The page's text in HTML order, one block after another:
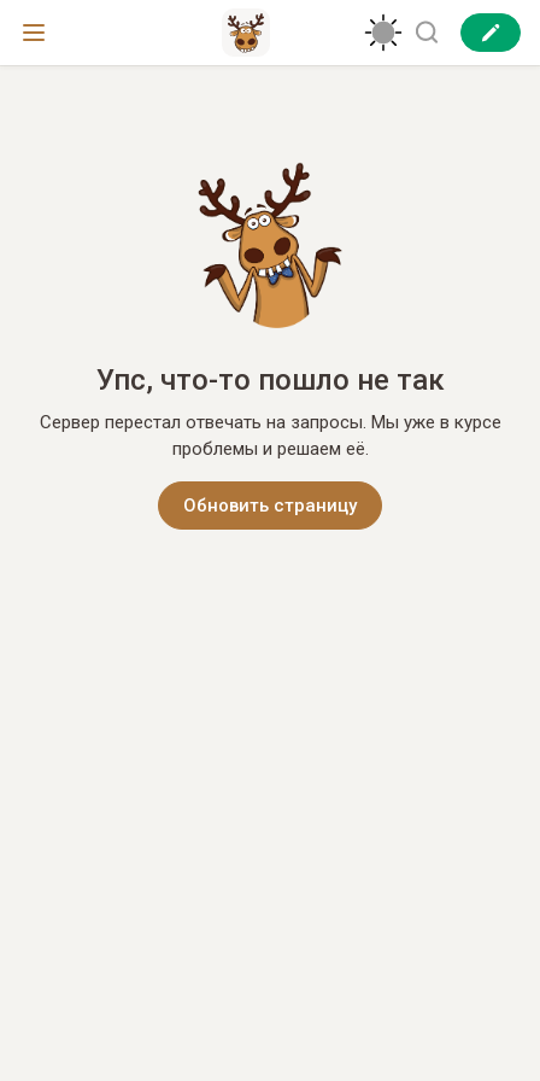
Упс, что-то пошло не так
Сервер перестал отвечать на запросы. Мы уже в курсе
проблемы и решаем её.
Обновить страницу